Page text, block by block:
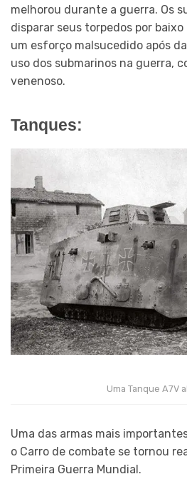
melhorou durante a guerra. Os
disparar seus torpedos por
um esforço malsucedido após
uso dos submarinos na guerra,
venenoso.
Tanques:
Uma Tanque A7V
Uma das armas mais
o Carro de combate se tornou
Primeira Guerra Mundial.